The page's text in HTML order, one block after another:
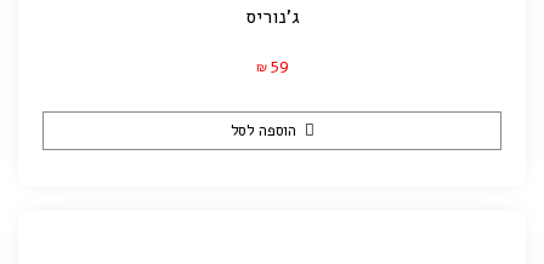
ג'נוריס
₪ 59
הוספה לסל